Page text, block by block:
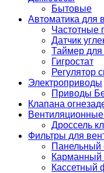
Бытовые
Автоматика для
Частотные
Датчик
Таймер для
Гигростат
Регулятор
Электроприводы
Приводы
Клапана
Дроссель
Фильтры для
Панельный
Карманный
Кассетный